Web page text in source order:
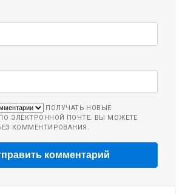
ПОЛУЧАТЬ НОВЫЕ
ЭЛЕКТРОННОЙ ПОЧТЕ. ВЫ МОЖЕТЕ
КОММЕНТИРОВАНИЯ.